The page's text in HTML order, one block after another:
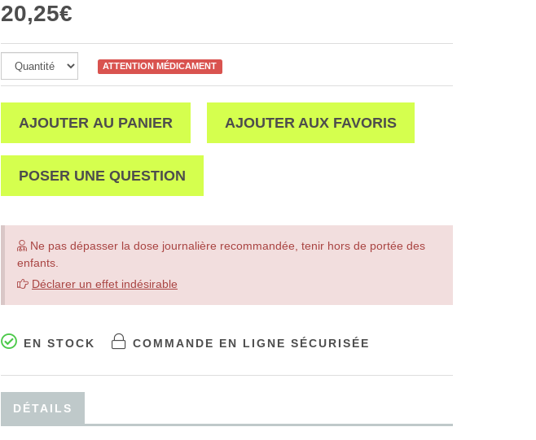
20,25€
ATTENTION MÉDICAMENT
AJOUTER AU PANIER AJOUTER AUX FAVORIS
POSER UNE QUESTION
Ne pas dépasser la dose journalière recommandée, tenir hors de portée des
enfants.
Déclarer un effet indésirable
EN STOCK COMMANDE EN LIGNE SÉCURISÉE
DÉTAILS